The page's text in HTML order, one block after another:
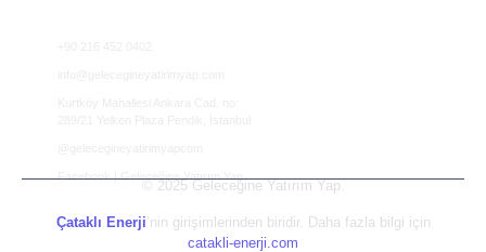
Facebook | Geleceğine Yatırım Yap
© 2025 Geleceğine Yatırım Yap.
Çataklı Enerji’nin girişimlerinden biridir. Daha fazla bilgi için
catakli-enerji.com